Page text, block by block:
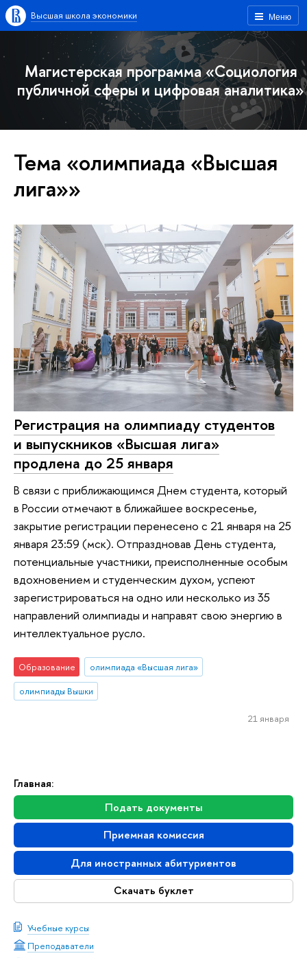
Меню
Высшая школа экономики
Магистерская программа «Социология
публичной сферы и цифровая аналитика»
Главная:
Подать документы
Приемная комиссия
Для иностранных абитуриентов
Скачать буклет
Учебные курсы
Преподаватели
Тема «олимпиада «Высшая
лига»»
Регистрация на олимпиаду студентов
и выпускников «Высшая лига»
продлена до 25 января
В связи с приближающимся Днем студента, который
в России отмечают в ближайшее воскресенье,
закрытие регистрации перенесено с 21 января на 25
января 23:59 (мск). Отпраздновав День студента,
потенциальные участники, преисполненные особым
вдохновением и студенческим духом, успеют
зарегистрироваться на одно или несколько из 35
направлений олимпиады и направят свою энергию в
интеллектуальное русло.
Образование
олимпиада «Высшая лига»
олимпиады Вышки
21 января